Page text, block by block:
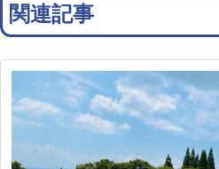
関連記事